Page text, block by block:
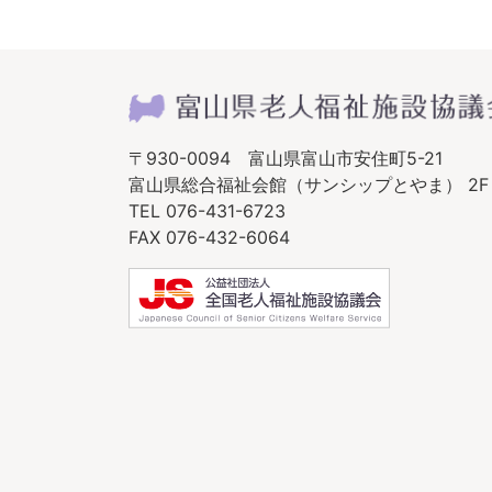
〒930-0094 富山県富山市安住町5-21
富山県総合福祉会館（サンシップとやま） 2F
TEL 076-431-6723
FAX 076-432-6064